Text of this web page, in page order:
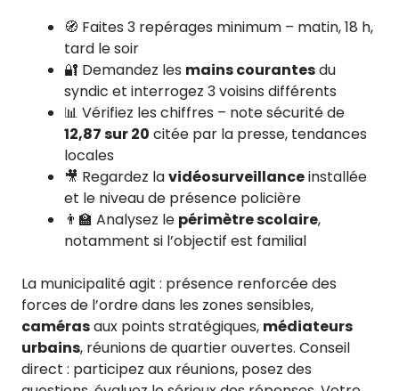
🧭 Faites 3 repérages minimum – matin, 18 h,
tard le soir
🔐 Demandez les mains courantesdu
syndic et interrogez 3 voisins différents
📊 Vérifiez les chiffres – note sécurité de
12,87 sur 20 citée par la presse, tendances
locales
🎥 Regardez lavidéosurveillanceinstallée
et le niveau de présence policière
👨‍🏫 Analysez le périmètre scolaire,
notamment si l’objectif est familial
La municipalité agit : présence renforcée des
forces de l’ordre dans les zones sensibles,
camérasaux points stratégiques, médiateurs
urbains, réunions de quartier ouvertes. Conseil
direct : participez aux réunions, posez des